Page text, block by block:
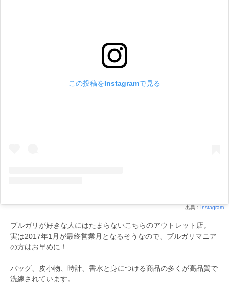
この投稿をInstagramで見る
出典： Instagram
ブルガリが好きな人にはたまらないこちらのアウトレット店。
実は2017年1月が最終営業月となるそうなので、ブルガリマニア
の方はお早めに！
バッグ、皮小物、時計、香水と身につける商品の多くが高品質で
洗練されています。